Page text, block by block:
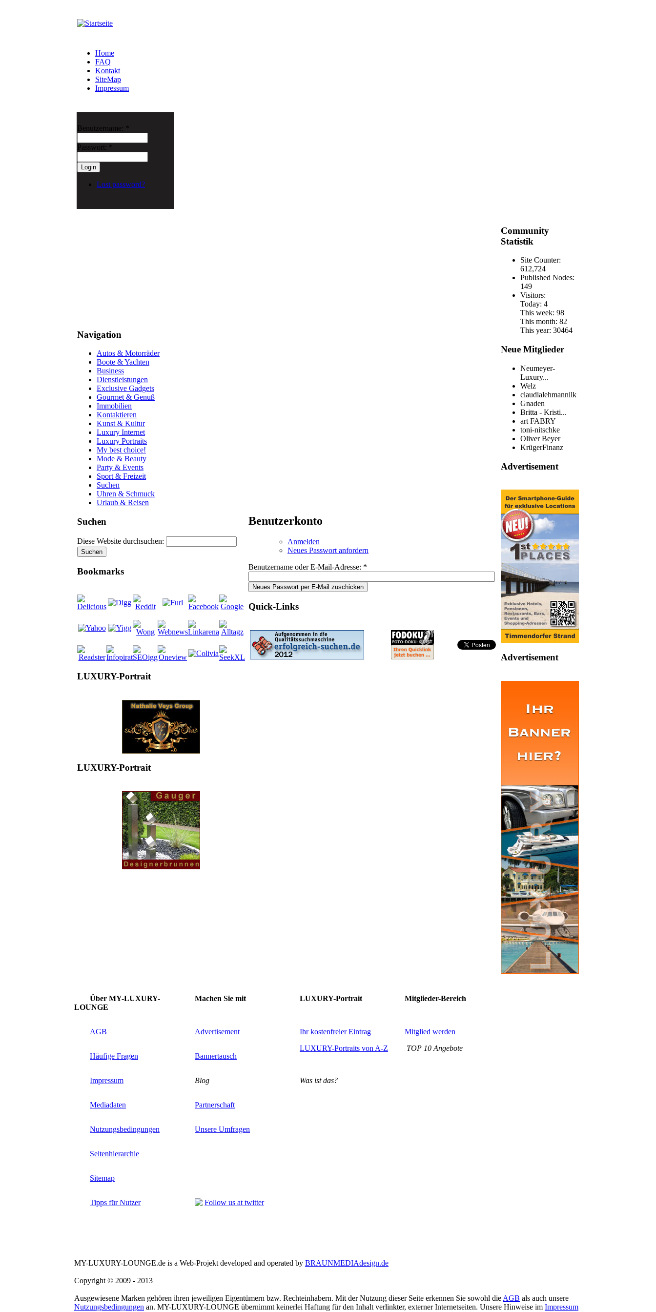
Home
FAQ
Kontakt
SiteMap
Impressum
Benutzername: *
Passwort: *
Lost password?
Navigation
Autos & Motorräder
Boote & Yachten
Business
Dienstleistungen
Exclusive Gadgets
Gourmet & Genuß
Immobilien
Kontaktieren
Kunst & Kultur
Luxury Internet
Luxury Portraits
My best choice!
Mode & Beauty
Party & Events
Sport & Freizeit
Suchen
Uhren & Schmuck
Urlaub & Reisen
Suchen
Diese Website durchsuchen:
Bookmarks
LUXURY-Portrait
LUXURY-Portrait
Benutzerkonto
Anmelden
Neues Passwort anfordern
Benutzername oder E-Mail-Adresse: *
Quick-Links
Community
Statistik
Site Counter:
612,724
Published Nodes:
149
Visitors:
Today: 4
This week: 98
This month: 82
This year: 30464
Neue Mitglieder
Neumeyer-
Luxury...
Welz
claudialehmannilk
Gnaden
Britta - Kristi...
art FABRY
toni-nitschke
Oliver Beyer
KrügerFinanz
Advertisement
Advertisement
Über MY-LUXURY-
LOUNGE
Machen Sie mit LUXURY-Portrait Mitglieder-Bereich
AGB Advertisement Ihr kostenfreier Eintrag Mitglied werden
Häufige Fragen Bannertausch
LUXURY-Portraits von A-Z TOP 10 Angebote
Impressum Blog Was ist das?
Mediadaten Partnerschaft
Nutzungsbedingungen Unsere Umfragen
Seitenhierarchie
Sitemap
Tipps für Nutzer Follow us at twitter
MY-LUXURY-LOUNGE.de is a Web-Projekt developed and operated by BRAUNMEDIAdesign.de
Copyright © 2009 - 2013
Ausgewiesene Marken gehören ihren jeweiligen Eigentümern bzw. Rechteinhabern. Mit der Nutzung dieser Seite erkennen Sie sowohl die AGB als auch unsere
Nutzungsbedingungen an. MY-LUXURY-LOUNGE übernimmt keinerlei Haftung für den Inhalt verlinkter, externer Internetseiten. Unsere Hinweise im Impressum